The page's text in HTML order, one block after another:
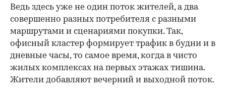
Ведь здесь уже не один поток жителей, а два
совершенно разных потребителя с разными
маршрутами и сценариями покупки. Так,
офисный кластер формирует трафик в будни и в
дневные часы, то самое время, когда в чисто
жилых комплексах на первых этажах тишина.
Жители добавляют вечерний и выходной поток.